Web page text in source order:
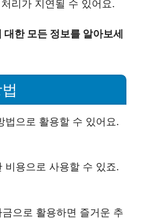
리가 지연될 수 있어요.
한 모든 정보를 알아보세
법으로 활용할 수 있어요.
비용으로 사용할 수 있죠.
으로 활용하면 즐거운 추